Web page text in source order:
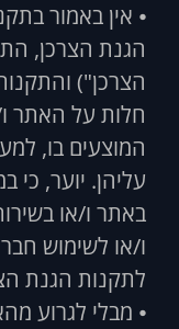
⦁ אין באמור
הצרכן")
חלות על האתר
המוצעים בו,
עליהן. יוער,
באתר ו/או
ו/או לשימוש
לתקנות הגנת
⦁ מבלי לגרוע